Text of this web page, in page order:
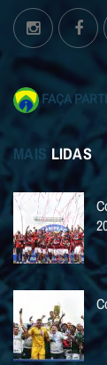
FAÇA
MAIS LIDAS